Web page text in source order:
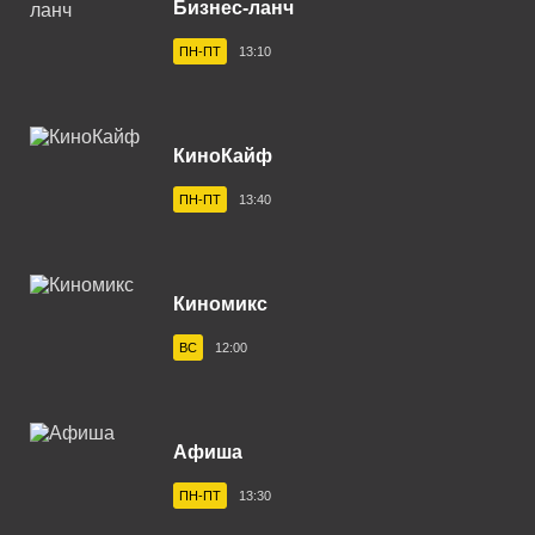
Владимир 102.9 FM
Волгоград 100.6 FM
Волгодонск 100.3 FM
Волхов 107.2 FM
Воркута 102.2 FM
Воткинск 94.1 FM
Вуктыл 100.3 FM
Бизнес-ланч
ПН-ПТ 13:10
КиноКайф
ПН-ПТ 13:40
Киномикс
ВС 12:00
Афиша
ПН-ПТ 13:30